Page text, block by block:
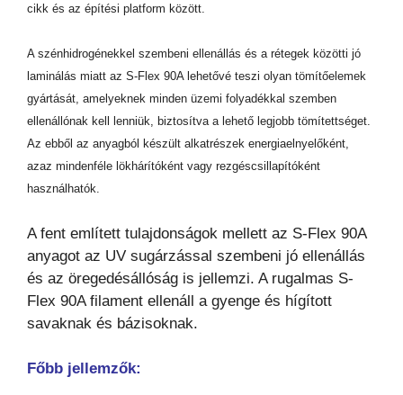
cikk és az építési platform között.
A szénhidrogénekkel szembeni ellenállás és a rétegek közötti jó
laminálás miatt az S-Flex 90A lehetővé teszi olyan tömítőelemek
gyártását, amelyeknek minden üzemi folyadékkal szemben
ellenállónak kell lenniük, biztosítva a lehető legjobb tömítettséget.
Az ebből az anyagból készült alkatrészek energiaelnyelőként,
azaz mindenféle lökhárítóként vagy rezgéscsillapítóként
használhatók.
A fent említett tulajdonságok mellett az S-Flex 90A
anyagot az UV sugárzással szembeni jó ellenállás
és az öregedésállóság is jellemzi. A rugalmas S-
Flex 90A filament ellenáll a gyenge és hígított
savaknak és bázisoknak.
Főbb jellemzők: